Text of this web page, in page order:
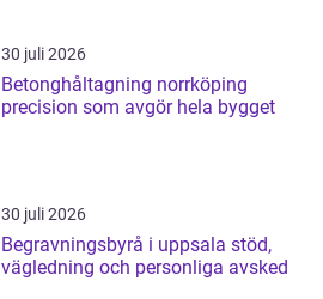
30 juli 2026
Betonghåltagning norrköping
precision som avgör hela bygget
30 juli 2026
Begravningsbyrå i uppsala stöd,
vägledning och personliga avsked